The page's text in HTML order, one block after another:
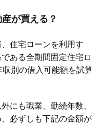
が買える？
住宅ローンを利用す
ある全期間固定住宅ロ
別の借入可能額を試算
にも職業、勤続年数、
必ずしも下記の金額が